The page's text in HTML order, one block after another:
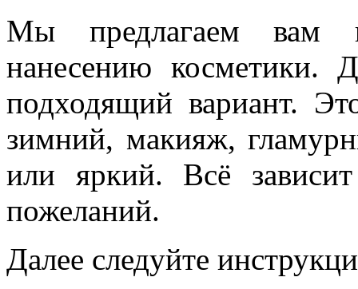
Мы предлагаем вам
нанесению косметики.
подходящий вариант.
зимний, макияж,
или яркий. Всё
пожеланий.
Далее следуйте